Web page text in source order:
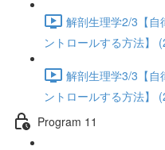
解剖生理学2/3【自
ントロールする方法】
解剖生理学3/3【自
ントロールする方法】
Program 11